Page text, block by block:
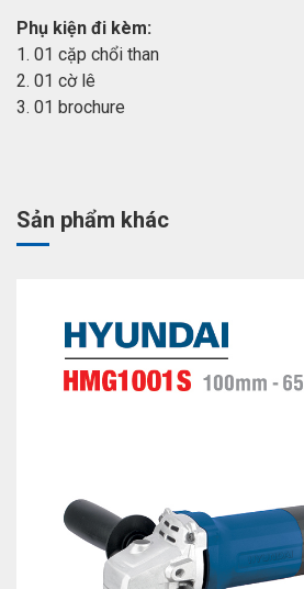
Phụ kiện đi kèm:
1. 01 cặp chổi than
2. 01 cờ lê
3. 01 brochure
Sản phẩm khác